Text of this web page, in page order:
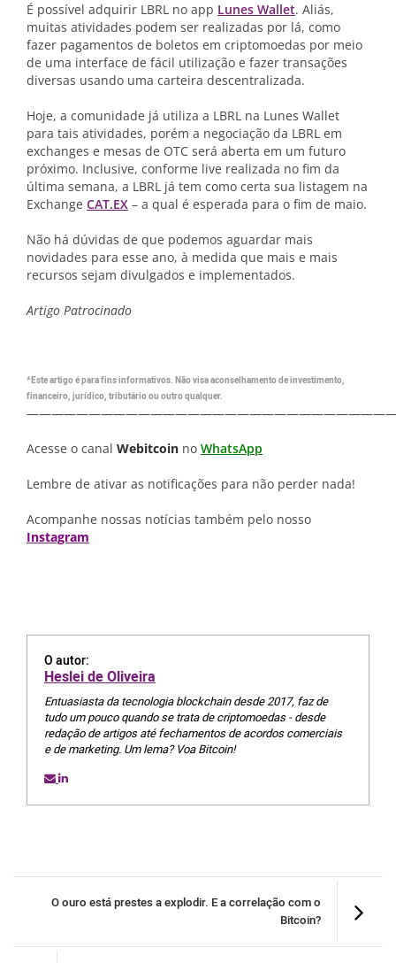
É possível adquirir LBRL no app Lunes Wallet. Aliás,
muitas atividades podem ser realizadas por lá, como
fazer pagamentos de boletos em criptomoedas por meio
de uma interface de fácil utilização e fazer transações
diversas usando uma carteira descentralizada.
Hoje, a comunidade já utiliza a LBRL na Lunes Wallet
para tais atividades, porém a negociação da LBRL em
exchanges e mesas de OTC será aberta em um futuro
próximo. Inclusive, conforme live realizada no fim da
última semana, a LBRL já tem como certa sua listagem na
Exchange CAT.EX – a qual é esperada para o fim de maio.
Não há dúvidas de que podemos aguardar mais
novidades para esse ano, à medida que mais e mais
recursos sejam divulgados e implementados.
Artigo Patrocinado
*Este artigo é para fins informativos. Não visa aconselhamento de investimento,
financeiro, jurídico, tributário ou outro qualquer.
Acesse o canal Webitcoin no WhatsApp
Lembre de ativar as notificações para não perder nada!
Acompanhe nossas notícias também pelo nosso
Instagram
O autor:
Heslei de Oliveira
Entuasiasta da tecnologia blockchain desde 2017, faz de
tudo um pouco quando se trata de criptomoedas - desde
redação de artigos até fechamentos de acordos comerciais
e de marketing. Um lema? Voa Bitcoin!
O ouro está prestes a explodir. E a correlação com o
Bitcoin?